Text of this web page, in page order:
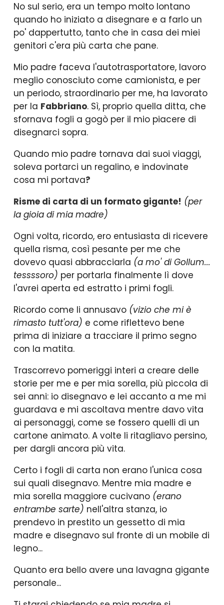
No sul serio, era un tempo molto lontano
quando ho iniziato a disegnare e a farlo un
po' dappertutto, tanto che in casa dei miei
genitori c'era più carta che pane.
Mio padre faceva l'autotrasportatore, lavoro
meglio conosciuto come camionista, e per
un periodo, straordinario per me, ha lavorato
per la Fabbriano. Sì, proprio quella ditta, che
sfornava fogli a gogò per il mio piacere di
disegnarci sopra.
Quando mio padre tornava dai suoi viaggi,
soleva portarci un regalino, e indovinate
cosa mi portava?
Risme di carta di un formato gigante! (per
la gioia di mia madre)
Ogni volta, ricordo, ero entusiasta di ricevere
quella risma, così pesante per me che
dovevo quasi abbracciarla (a mo' di Gollum...
tessssoro) per portarla finalmente lì dove
l'avrei aperta ed estratto i primi fogli.
Ricordo come li annusavo (vizio che mi è
rimasto tutt'ora) e come riflettevo bene
prima di iniziare a tracciare il primo segno
con la matita.
Trascorrevo pomeriggi interi a creare delle
storie per me e per mia sorella, più piccola di
sei anni: io disegnavo e lei accanto a me mi
guardava e mi ascoltava mentre davo vita
ai personaggi, come se fossero quelli di un
cartone animato. A volte li ritagliavo persino,
per dargli ancora più vita.
Certo i fogli di carta non erano l'unica cosa
sui quali disegnavo. Mentre mia madre e
mia sorella maggiore cucivano (erano
entrambe sarte) nell'altra stanza, io
prendevo in prestito un gessetto di mia
madre e disegnavo sul fronte di un mobile di
legno...
Quanto era bello avere una lavagna gigante
personale...